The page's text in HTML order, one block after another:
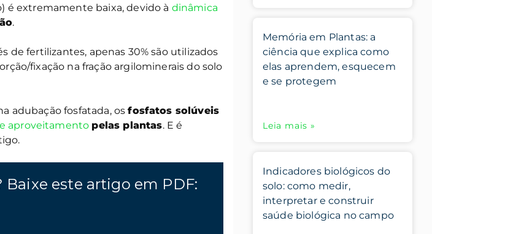
é extremamente baixa, devido à dinâmica
.
de fertilizantes, apenas 30% são utilizados
fixação na fração argilominerais do solo
adubação fosfatada, osfosfatos solúveis
aproveitamento pelas plantas. E é
este artigo em PDF:
Memória em Plantas: a
ciência que explica como
elas aprendem, esquecem
e se protegem
Leia mais »
Indicadores biológicos do
solo: como medir,
interpretar e construir
saúde biológica no campo